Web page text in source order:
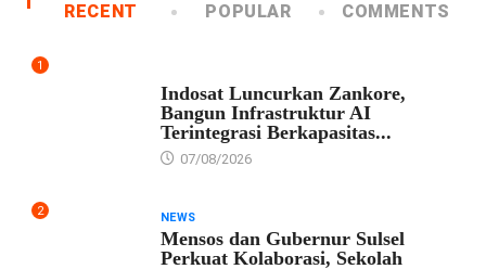
RECENT POPULAR COMMENTS
1
Indosat Luncurkan Zankore,
Bangun Infrastruktur AI
Terintegrasi Berkapasitas...
07/08/2026
2 NEWS
Mensos dan Gubernur Sulsel
Perkuat Kolaborasi, Sekolah